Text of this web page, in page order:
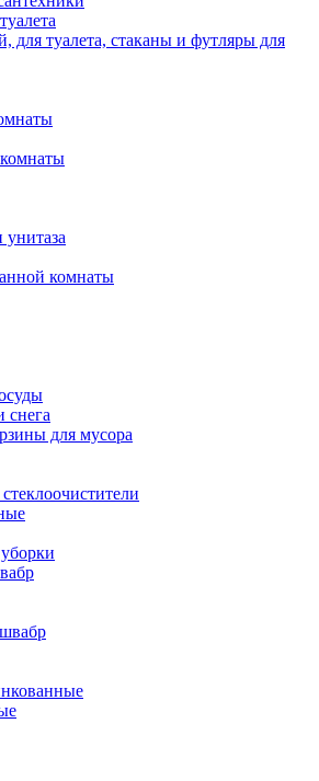
для туалета, стаканы и футляры для
комнаты
снега
для мусора